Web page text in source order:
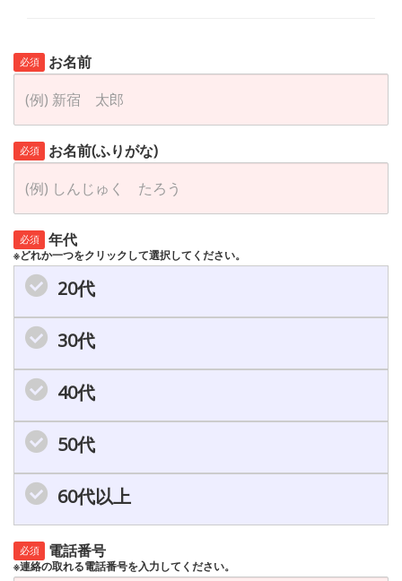
必須 お名前
必須 お名前(ふりがな)
必須 年代
※どれか一つをクリックして選択してください。
20代
30代
40代
50代
60代以上
必須 電話番号
※連絡の取れる電話番号を入力してください。